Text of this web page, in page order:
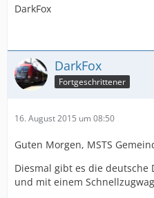
DarkFox
DarkFox
Fortgeschrittener
16. August 2015 um 08:50
Guten Morgen, MSTS
Diesmal gibt es die deutsche
und mit einem